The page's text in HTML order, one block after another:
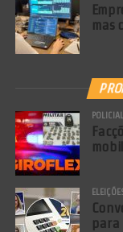
mas
POLICIAL
para